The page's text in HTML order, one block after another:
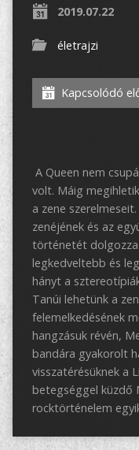
2019.07.22
életrajzi
Kapcsolódó
A Queen nem
volt. Máig
a zene
zenéjének és az
történetét dolgozza
legkedveltebb és
hányt a
Tanúi lehetünk a
felemelkedésének
hangzásuk révén,
bandára gyakorolt
visszatérésüknek a
betegséggel küzdő
rocktörténelem